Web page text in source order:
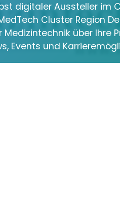
digitaler Aussteller im
Cluster Region
Medizintechnik über Ihre
Events und